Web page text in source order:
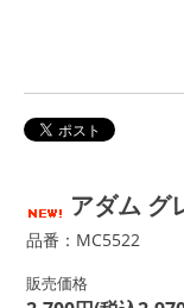
アダム グ
品番：MC5522
販売価格